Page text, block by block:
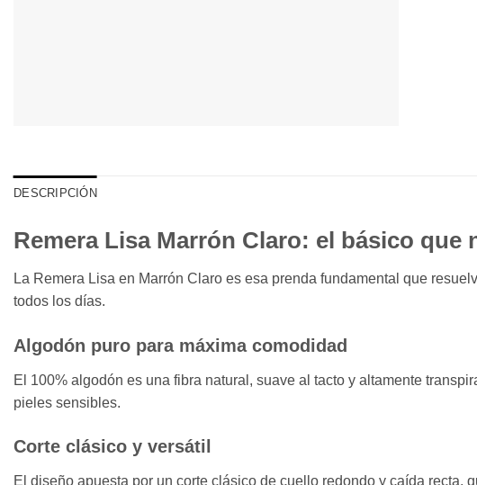
DESCRIPCIÓN
Remera Lisa Marrón Claro: el básico que
La Remera Lisa en Marrón Claro es esa prenda fundamental que
todos los días.
Algodón puro para máxima comodidad
El 100% algodón es una fibra natural, suave al tacto y altamente
pieles sensibles.
Corte clásico y versátil
El diseño apuesta por un corte clásico de cuello redondo y caída recta,